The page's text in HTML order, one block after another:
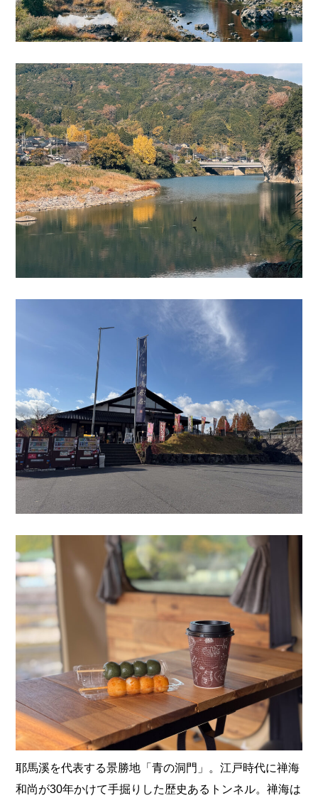
耶馬溪を代表する景勝地「青の洞門」。江戸時代に禅海
和尚が30年かけて手掘りした歴史あるトンネル。禅海は